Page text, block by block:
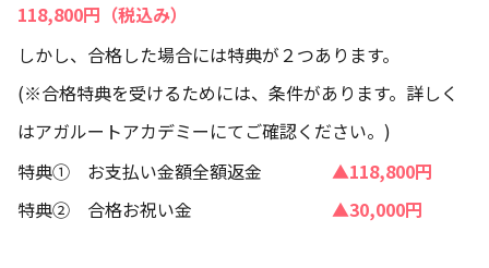
118,800円（税込み）
しかし、合格した場合には特典が２つあります。
(※合格特典を受けるためには、条件があります。詳しく
はアガルートアカデミーにてご確認ください。)
特典① お支払い金額全額返金
▲118,800円
特典② 合格お祝い金 ▲30,000円